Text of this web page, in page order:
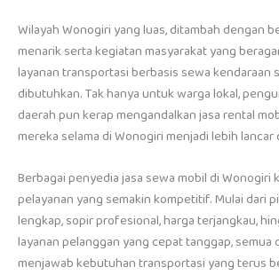
Wilayah Wonogiri yang luas, ditambah dengan
menarik serta kegiatan masyarakat yang
layanan transportasi berbasis sewa kendaraan
dibutuhkan. Tak hanya untuk warga lokal,
daerah pun kerap mengandalkan jasa rental
mereka selama di Wonogiri menjadi lebih
Berbagai penyedia jasa sewa mobil di Wonogiri
pelayanan yang semakin kompetitif. Mulai dari
lengkap, sopir profesional, harga terjangkau,
layanan pelanggan yang cepat tanggap, semua
menjawab kebutuhan transportasi yang terus